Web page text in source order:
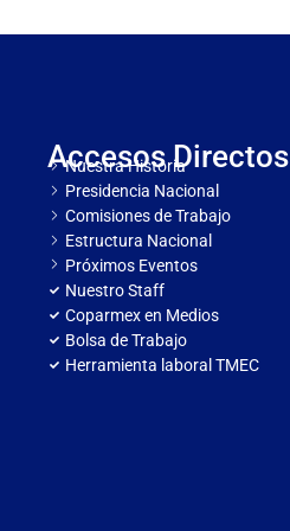
Accesos Directos
Nuestra Historia
Presidencia Nacional
Comisiones de Trabajo
Estructura Nacional
Próximos Eventos
Nuestro Staff
Coparmex en Medios
Bolsa de Trabajo
Herramienta laboral TMEC